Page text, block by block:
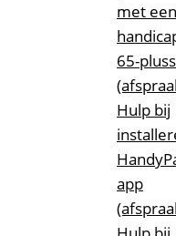
met een
65-
Hulp bij
app